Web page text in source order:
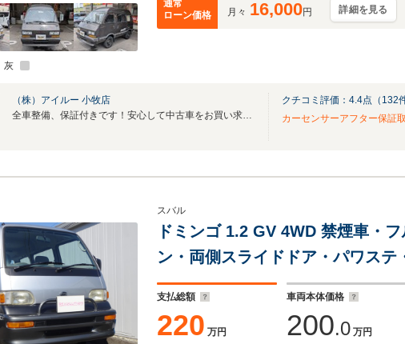
灰
通常
ローン価格
月々 16,000円 詳細を見る
（株）アイルー 小牧店
全車整備、保証付きです！安心して中古車をお買い求めいただけます！
クチコミ評価： 4.4点（ 132
カーセンサーアフター保証
スバル
ドミンゴ 1.2 GV 4WD 禁煙車・
ン・両側スライドドア・パワス
ト・ドリンクホルダー
支払総額
220 万円
車両本体価格
200.0 万円